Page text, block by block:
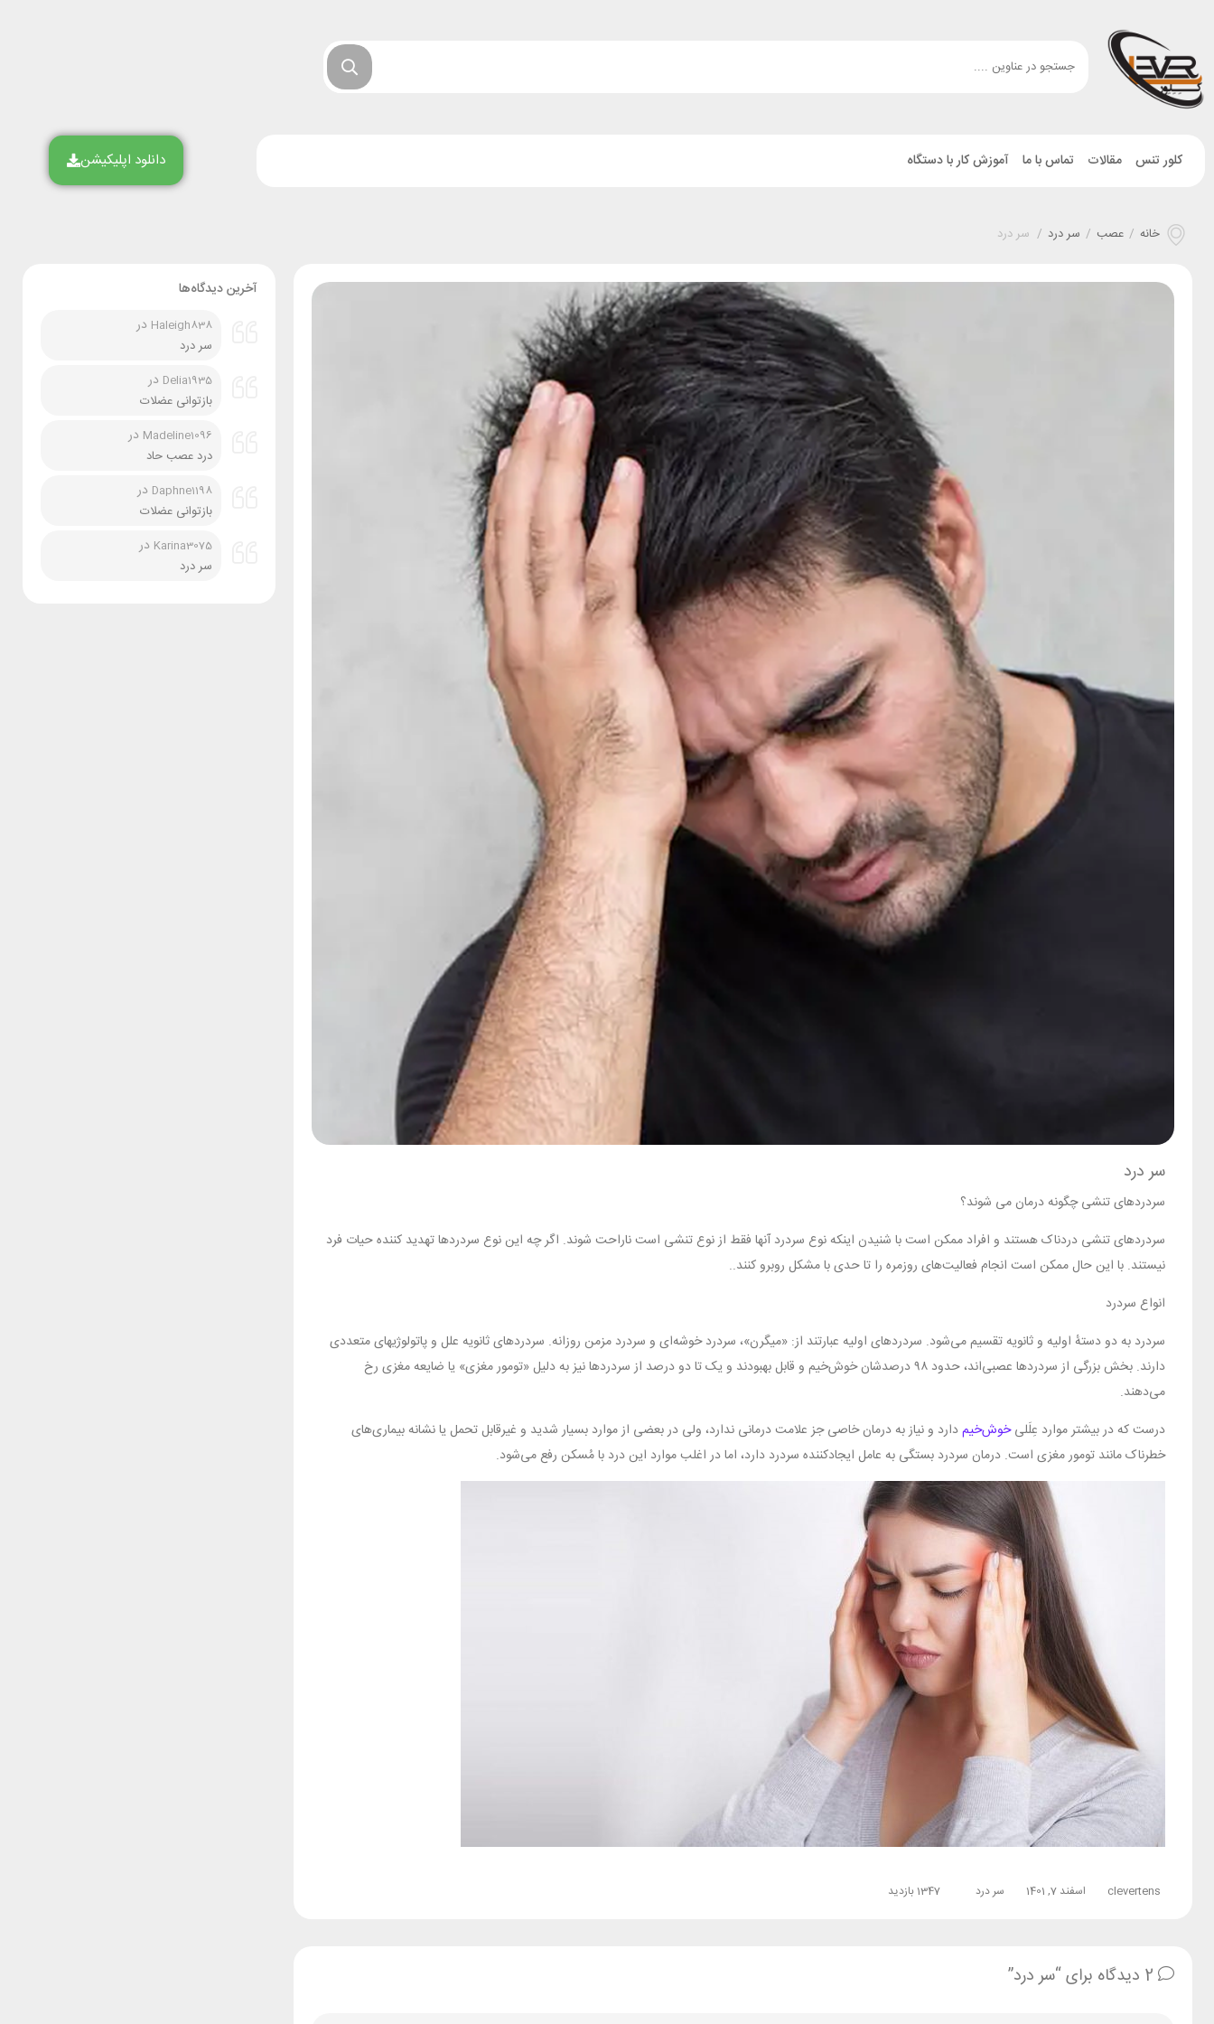
کلور تنس مقالات تماس با ما آموزش کار با دستگاه دانلود اپلیکیشن
خانه / عصب / سر درد / سر درد
سر درد
سردردهای تنشی چگونه درمان می شوند؟
سردردهای تنشی دردناک هستند و افراد ممکن است با شنیدن اینکه نوع سردرد آنها فقط از نوع تنشی است ناراحت شوند. اگر چه این نوع سردردها تهدید کننده حیات فرد
نیستند. با این حال ممکن است انجام فعالیت‌های روزمره را تا حدی با مشکل روبرو کنند..
انواع سردرد
سردرد به دو دستهٔ اولیه و ثانویه تقسیم می‌شود. سردردهای اولیه عبارتند از: «میگرن»، سردرد خوشه‌ای و سردرد مزمن روزانه. سردردهای ثانویه علل و پاتولوژیهای متعددی
دارند. بخش بزرگی از سردردها عصبی‌اند، حدود ۹۸ درصدشان خوش‌خیم و قابل بهبودند و یک تا دو درصد از سردردها نیز به دلیل «تومور مغزی» یا ضایعه مغزی رخ
می‌دهند.
درست که در بیشتر موارد عِلَلیخوش‌خیمدارد و نیاز به درمان خاصی جز علامت درمانی ندارد، ولی در بعضی از موارد بسیار شدید و غیرقابل تحمل یا نشانه بیماری‌های
خطرناک مانند تومور مغزی است. درمان سردرد بستگی به عامل ایجادکننده سردرد دارد، اما در اغلب موارد این درد با مُسکن رفع می‌شود.
clevertens اسفند 7, 1401 سر درد 1347 بازدید
آخرین دیدگاه‌ها
Haleigh838 در
سر درد
Delia1935 در
بازتوانی عضلات
Madeline1096 در
درد عصب حاد
Daphne1198 در
بازتوانی عضلات
Karina3075 در
سر درد